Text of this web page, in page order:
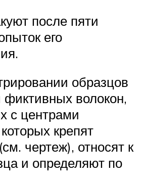
после пяти
его
образцов
волокон,
с центрами
крепят
чертеж), относят к
и определяют по